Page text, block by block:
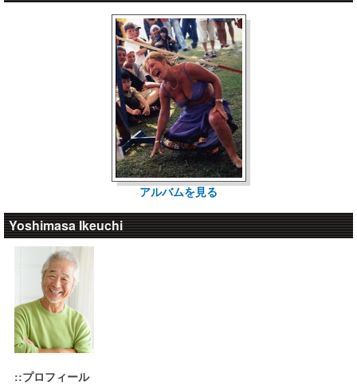
アルバムを見る
Yoshimasa Ikeuchi
::プロフィール